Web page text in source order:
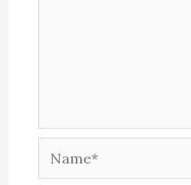
Name*